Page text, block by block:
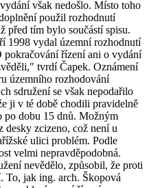
však nedošlo. Místo toho
použil rozhodnutí
před tím bylo součástí spisu.
1998 vydal územní rozhodnutí
pokračování řízení ani o vydání
tvrdí Čapek. Oznámení
územního rozhodování
sdružení se však nepodařilo
ji v té době chodili pravidelně
po dobu 15 dnů. Možným
desky zcizeno, což není u
ulici problém. Podle
velmi nepravděpodobná.
nevědělo, způsobil, že proti
To, jak ing. arch. Škopová